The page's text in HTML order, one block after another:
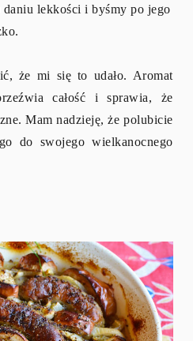
daniu lekkości i byśmy po jego
że mi się to udało. Aromat
całość i sprawia, że
Mam nadzieję, że polubicie
do swojego wielkanocnego